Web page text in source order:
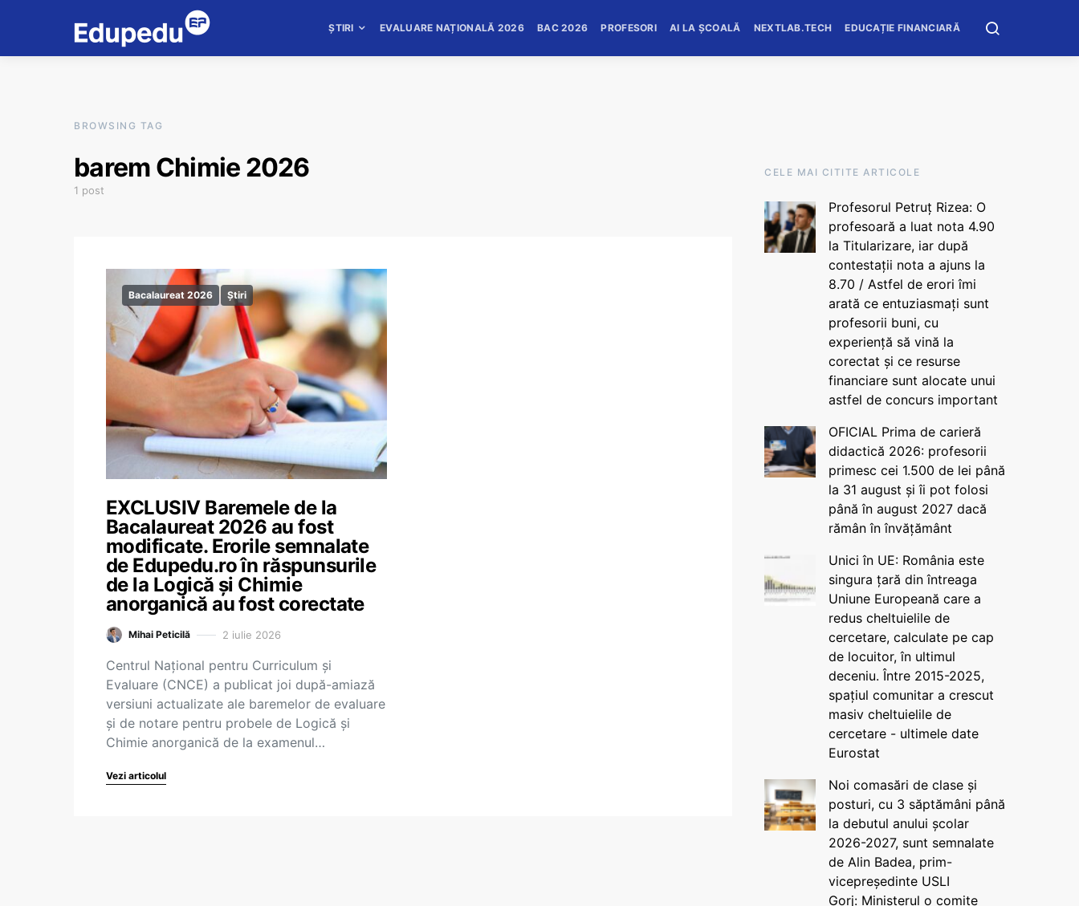
ȘTIRI EVALUARE NAȚIONALĂ 2026 BAC 2026 PROFESORI AI LA ȘCOALĂ NEXTLAB.TECH EDUCAȚIE FINANCIARĂ
BROWSING TAG
barem Chimie 2026
1 post
Bacalaureat 2026 Știri
EXCLUSIV Baremele de la
Bacalaureat 2026 au fost
modificate. Erorile semnalate
de Edupedu.ro în răspunsurile
de la Logică și Chimie
anorganică au fost corectate
Mihai Peticilă 2 iulie 2026
Centrul Național pentru Curriculum și
Evaluare (CNCE) a publicat joi după-amiază
versiuni actualizate ale baremelor de evaluare
și de notare pentru probele de Logică și
Chimie anorganică de la examenul…
Vezi articolul
CELE MAI CITITE ARTICOLE
Profesorul Petruț Rizea: O
profesoară a luat nota 4.90
la Titularizare, iar după
contestații nota a ajuns la
8.70 / Astfel de erori îmi
arată ce entuziasmați sunt
profesorii buni, cu
experiență să vină la
corectat și ce resurse
financiare sunt alocate unui
astfel de concurs important
OFICIAL Prima de carieră
didactică 2026: profesorii
primesc cei 1.500 de lei până
la 31 august și îi pot folosi
până în august 2027 dacă
rămân în învățământ
Unici în UE: România este
singura țară din întreaga
Uniune Europeană care a
redus cheltuielile de
cercetare, calculate pe cap
de locuitor, în ultimul
deceniu. Între 2015-2025,
spațiul comunitar a crescut
masiv cheltuielile de
cercetare - ultimele date
Eurostat
Noi comasări de clase și
posturi, cu 3 săptămâni până
la debutul anului școlar
2026-2027, sunt semnalate
de Alin Badea, prim-
vicepreședinte USLI
Gorj: Ministerul o comite